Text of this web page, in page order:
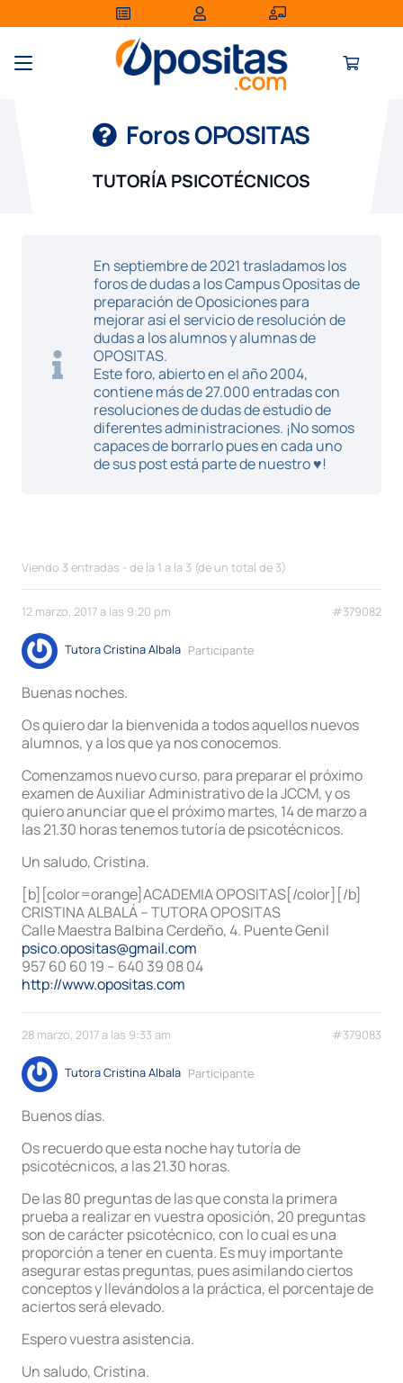
Foros OPOSITAS
TUTORÍA PSICOTÉCNICOS
En septiembre de 2021 trasladamos los
foros de dudas a los Campus Opositas de
preparación de Oposiciones para
mejorar así el servicio de resolución de
dudas a los alumnos y alumnas de
OPOSITAS.
Este foro, abierto en el año 2004,
contiene más de 27.000 entradas con
resoluciones de dudas de estudio de
diferentes administraciones. ¡No somos
capaces de borrarlo pues en cada uno
de sus post está parte de nuestro ♥!
Viendo 3 entradas - de la 1 a la 3 (de un total de 3)
12 marzo, 2017 a las 9:20 pm #379082
Tutora Cristina Albala Participante
Buenas noches.
Os quiero dar la bienvenida a todos aquellos nuevos
alumnos, y a los que ya nos conocemos.
Comenzamos nuevo curso, para preparar el próximo
examen de Auxiliar Administrativo de la JCCM, y os
quiero anunciar que el próximo martes, 14 de marzo a
las 21.30 horas tenemos tutoría de psicotécnicos.
Un saludo, Cristina.
[b][color=orange]ACADEMIA OPOSITAS[/color][/b]
CRISTINA ALBALÁ – TUTORA OPOSITAS
Calle Maestra Balbina Cerdeño, 4. Puente Genil
psico.opositas@gmail.com
957 60 60 19 – 640 39 08 04
http://www.opositas.com
28 marzo, 2017 a las 9:33 am #379083
Tutora Cristina Albala Participante
Buenos días.
Os recuerdo que esta noche hay tutoría de
psicotécnicos, a las 21.30 horas.
De las 80 preguntas de las que consta la primera
prueba a realizar en vuestra oposición, 20 preguntas
son de carácter psicotécnico, con lo cual es una
proporción a tener en cuenta. Es muy importante
asegurar estas preguntas, pues asimilando ciertos
conceptos y llevándolos a la práctica, el porcentaje de
aciertos será elevado.
Espero vuestra asistencia.
Un saludo, Cristina.